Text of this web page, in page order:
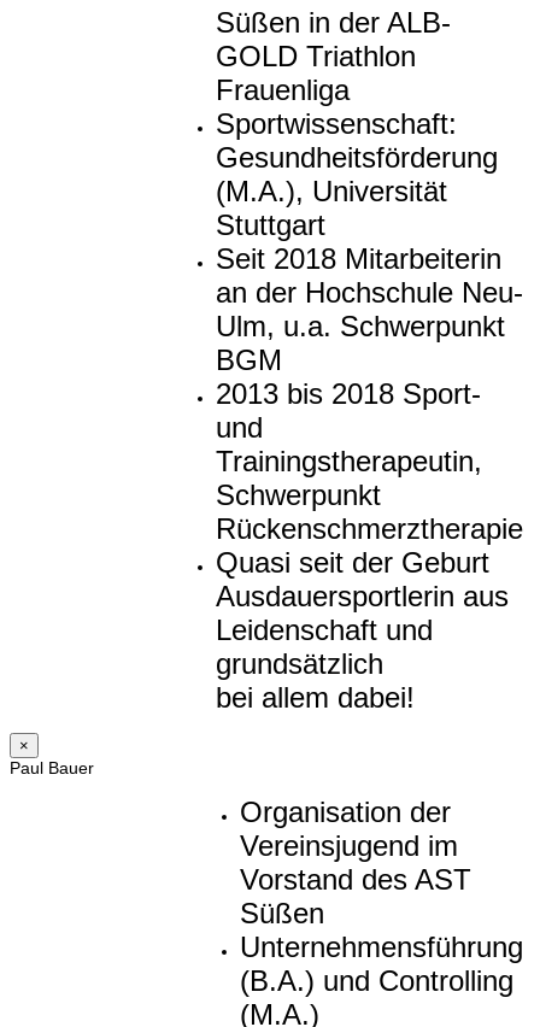
Süßen in der ALB-
GOLD Triathlon
Frauenliga
Sportwissenschaft:
Gesundheitsförderung
(M.A.), Universität
Stuttgart
Seit 2018 Mitarbeiterin
an der Hochschule Neu-
Ulm, u.a. Schwerpunkt
BGM
2013 bis 2018 Sport-
und
Trainingstherapeutin,
Schwerpunkt
Rückenschmerztherapie
Quasi seit der Geburt
Ausdauersportlerin aus
Leidenschaft und
grundsätzlich
bei allem dabei!
×
Paul Bauer
Organisation der
Vereinsjugend im
Vorstand des AST
Süßen
Unternehmensführung
(B.A.) und Controlling
(M.A.)